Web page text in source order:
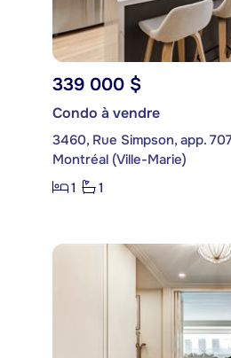
339 000 $
Condo à vendre
3460, Rue Simpson, app.
Montréal (Ville-Marie)
1
1